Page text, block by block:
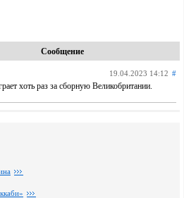
Сообщение
19.04.2023 14:12 #
хоть раз за сборную Великобритании.